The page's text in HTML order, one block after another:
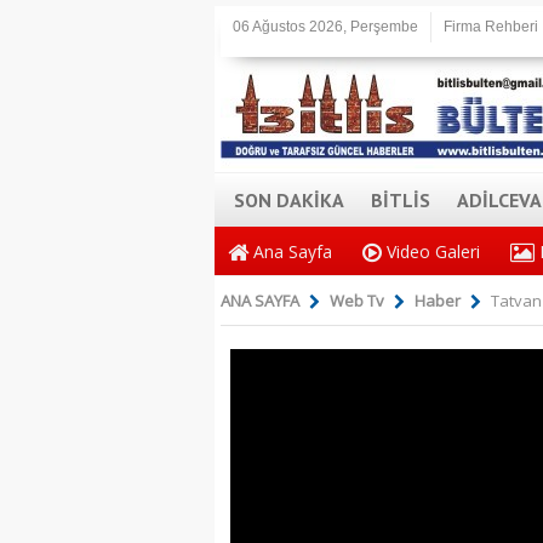
06 Ağustos 2026, Perşembe Firma Rehberi
SON DAKİKA BİTLİS
Ana Sayfa Video Galeri
ANA SAYFA Web Tv Haber Tatvan